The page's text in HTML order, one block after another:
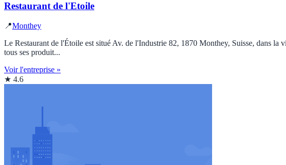
Restaurant de l'Etoile
📍Monthey
Le Restaurant de l'Étoile est situé Av. de l'Industrie 82, 1870 Monthey, Suisse, dans
tous ses produit...
Voir l'entreprise »
★ 4.6